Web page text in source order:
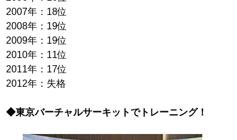
2007年：18位
2008年：19位
2009年：19位
2010年：11位
2011年：17位
2012年：失格
◆東京バーチャルサーキットでトレーニング！